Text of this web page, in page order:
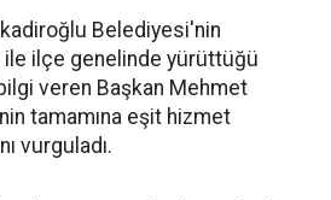
Belediyesi'nin
ile ilçe genelinde yürüttüğü
veren Başkan Mehmet
tamamına eşit hizmet
vurguladı.